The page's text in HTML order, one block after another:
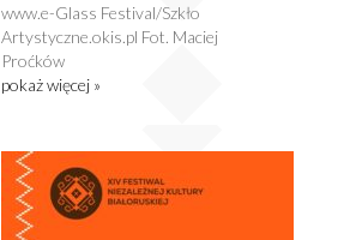
www.e-Glass Festival/Szkło
Artystyczne.okis.pl Fot. Maciej
Proćków
pokaż więcej »